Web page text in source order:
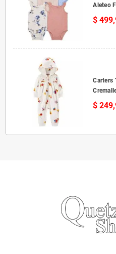
Aleteo
$
Carters
$